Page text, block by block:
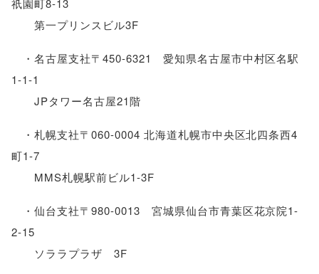
祇園町8-13
第一プリンスビル3F
・名古屋支社〒450-6321 愛知県名古屋市中村区名駅
1-1-1
JPタワー名古屋21階
・札幌支社〒060-0004 北海道札幌市中央区北四条西4
町1-7
MMS札幌駅前ビル1-3F
・仙台支社〒980-0013 宮城県仙台市青葉区花京院1-
2-15
ソララプラザ 3F